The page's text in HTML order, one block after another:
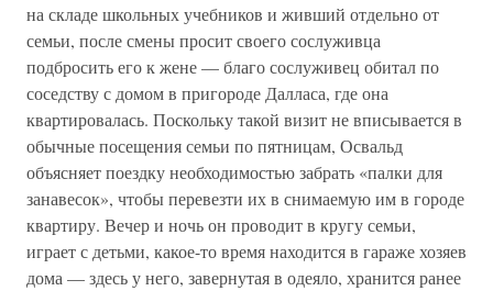
на складе школьных учебников и живший отдельно от
семьи, после смены просит своего сослуживца
подбросить его к жене — благо сослуживец обитал по
соседству с домом в пригороде Далласа, где она
квартировалась. Поскольку такой визит не вписывается в
обычные посещения семьи по пятницам, Освальд
объясняет поездку необходимостью забрать «палки для
занавесок», чтобы перевезти их в снимаемую им в городе
квартиру. Вечер и ночь он проводит в кругу семьи,
играет с детьми, какое-то время находится в гараже хозяев
дома — здесь у него, завернутая в одеяло, хранится ранее